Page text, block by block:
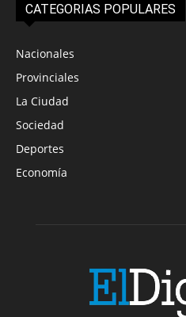
CATEGORIAS POPULARES
Nacionales
Provinciales
La Ciudad
Sociedad
Deportes
Economía